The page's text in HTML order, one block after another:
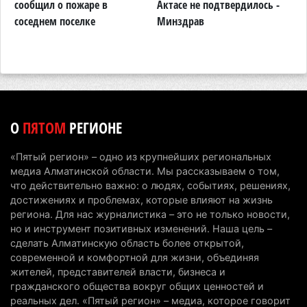
8 августа 2026 г. 08:32 301
7 августа 2026 г. 16:57
Казахстанские абитуриенты узнали, кто получил
образовательные гранты
7 августа 2026 г. 15:24 265
Онкопациентов в Алматинской области лечат в
морских контейнерах
7 августа 2026 г. 11:24
В Талгарском районе загорелись строительные
сообщил о пожаре в
соседнем поселке
Актасе не подтвердилось -
Минздрав
ОПЯТОМ РЕГИОНЕ
«Пятый регион» – одно из крупнейших региональных
медиа Алматинской области. Мы рассказываем о том,
что действительно важно: о людях, событиях, решениях,
достижениях и проблемах, которые влияют на жизнь
региона. Для нас журналистика – это не только новости,
но и инструмент позитивных изменений. Наша цель –
сделать Алматинскую область более открытой,
современной и комфортной для жизни, объединяя
жителей, представителей власти, бизнеса и
гражданского общества вокруг общих ценностей и
реальных дел. «Пятый регион» – медиа, которое говорит